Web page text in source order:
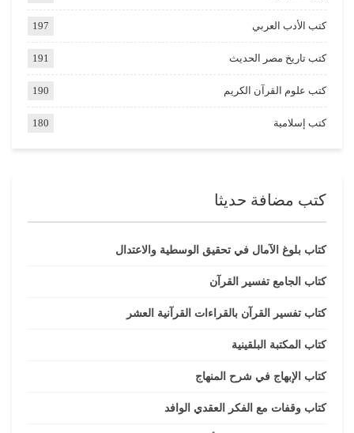
كتب الأدب العربي 197
كتب تاريخ مصر الحديث 191
كتب علوم القرآن الكريم 190
كتب إسلامية 180
كتب مضافة حديثا
كتاب بلوغ الآمال في تحقيق الوسطية والاعتدال
كتاب الجامع تفسير القرآن
كتاب تفسير القرآن بالقراءات القرآنية العشر
كتاب المكتبة البلقينية
كتاب الإبهاج في شرح المنهاج
كتاب وقفات مع الفكر العقدي الوافد